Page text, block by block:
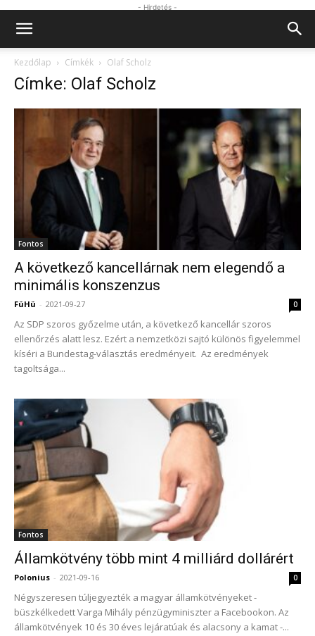
- Hirdetés -
Kezdőlap Címkék Olaf Scholz
Címke: Olaf Scholz
Fontos
A következő kancellárnak nem elegendő a
minimális konszenzus
FüHü - 2021-09-27 0
Az SDP szoros győzelme után, a következő kancellár szoros
ellenőrzés alatt lesz. Ezért a nemzetközi sajtó különös figyelemmel
kíséri a Bundestag-választás eredményeit. Az eredmények
tagoltsága...
Fontos
Államkötvény több mint 4 milliárd dollárért
Polonius - 2021-09-16 0
Négyszeresen túljegyezték a magyar államkötvényeket -
büszkélkedett Varga Mihály pénzügyminiszter a Facebookon. Az
államkötvények 10 és 30 éves lejáratúak és alacsony a kamat -...